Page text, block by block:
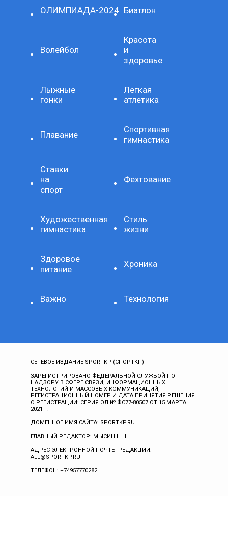
ОЛИМПИАДА-2024 Биатлон
Волейбол
Красота
и
здоровье
Лыжные
гонки
Легкая
атлетика
Плавание
Спортивная
гимнастика
Ставки
на
спорт
Фехтование
Художественная
гимнастика
Стиль
жизни
Здоровое
питание
Хроника
Важно Технология
СЕТЕВОЕ ИЗДАНИЕ SPORTKP (СПОРТКП)
ЗАРЕГИСТРИРОВАНО ФЕДЕРАЛЬНОЙ СЛУЖБОЙ ПО
НАДЗОРУ В СФЕРЕ СВЯЗИ, ИНФОРМАЦИОННЫХ
ТЕХНОЛОГИЙ И МАССОВЫХ КОММУНИКАЦИЙ,
РЕГИСТРАЦИОННЫЙ НОМЕР И ДАТА ПРИНЯТИЯ РЕШЕНИЯ
О РЕГИСТРАЦИИ: СЕРИЯ ЭЛ № ФС77-80507 ОТ 15 МАРТА
2021 Г.
ДОМЕННОЕ ИМЯ САЙТА: SPORTKP.RU
ГЛАВНЫЙ РЕДАКТОР: МЫСИН Н.Н.
АДРЕС ЭЛЕКТРОННОЙ ПОЧТЫ РЕДАКЦИИ:
ALL@SPORTKP.RU
ТЕЛЕФОН: +74957770282